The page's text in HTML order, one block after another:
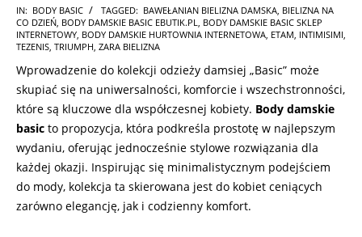
2025-
02-
01
IN: BODY BASIC TAGGED: BAWEŁANIAN BIELIZNA DAMSKA, BIELIZNA NA
CO DZIEŃ, BODY DAMSKIE BASIC EBUTIK.PL, BODY DAMSKIE BASIC SKLEP
INTERNETOWY, BODY DAMSKIE HURTOWNIA INTERNETOWA, ETAM, INTIMISIMI,
TEZENIS, TRIUMPH, ZARA BIELIZNA
Wprowadzenie do kolekcji odzieży damsiej „Basic” może
skupiać się na uniwersalności, komforcie i wszechstronności,
które są kluczowe dla współczesnej kobiety. Body damskie
basic to propozycja, która podkreśla prostotę w najlepszym
wydaniu, oferując jednocześnie stylowe rozwiązania dla
każdej okazji. Inspirując się minimalistycznym podejściem
do mody, kolekcja ta skierowana jest do kobiet ceniących
zarówno elegancję, jak i codzienny komfort.